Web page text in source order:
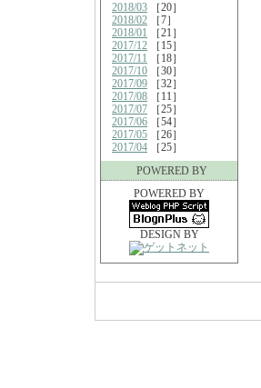
2018/03 ［20］
2018/02 ［7］
2018/01 ［21］
2017/12 ［15］
2017/11 ［18］
2017/10 ［30］
2017/09 ［32］
2017/08 ［11］
2017/07 ［25］
2017/06 ［54］
2017/05 ［26］
2017/04 ［25］
POWERED BY
POWERED BY
DESIGN BY